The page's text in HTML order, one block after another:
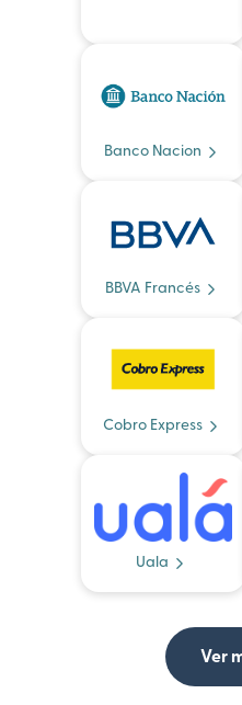
Banco Nacion
BBVA Francés
Cobro Express
Uala
Ver